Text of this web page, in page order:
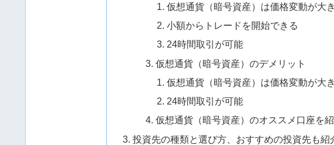
仮想通貨（暗号資産）は価格変動が大
小額からトレードを開始できる
24時間取引が可能
仮想通貨（暗号資産）のデメリット
仮想通貨（暗号資産）は価格変動が大
24時間取引が可能
仮想通貨（暗号資産）のオススメ口座を
投資先の種類と選び方、おすすめの投資先も